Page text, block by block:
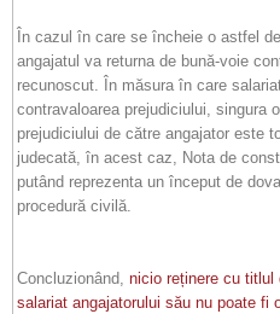
În cazul în care se încheie o astfel
angajatul va returna de bună-voie
recunoscut. În măsura în care
contravaloarea prejudiciului, singura
prejudiciului de către angajator este
judecată, în acest caz, Nota de
putând reprezenta un început de
procedură civilă.
Concluzionând, nicio reținere cu titlul
salariat angajatorului său nu poate fi